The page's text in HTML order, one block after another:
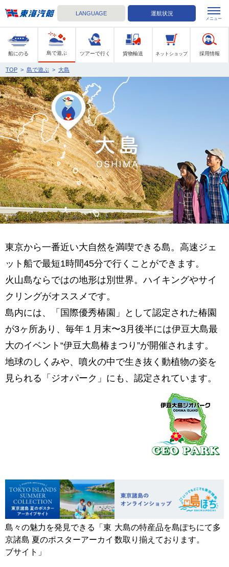
LANGUAGE 運航状況
船にのる 島で遊ぶ ツアーで行く 貨物輸送 ネットショップ 採用情報
メニュー
TOP > 島で遊ぶ > 大島
東京から一番近い大自然を満喫できる島。高速ジェ
ット船で最短1時間45分で行くことができます。
火山島ならではの地形は別世界。ハイキングやサイ
クリングがオススメです。
島内には、「国際優秀椿園」として認定された椿園
が3ヶ所あり、毎年１月末〜3月後半には伊豆大島最
大のイベント“伊豆大島椿まつり”が開催されます。
地球のしくみや、噴火の中で生き抜く動植物の姿を
見られる「ジオパーク」にも、認定されています。
島々の魅力を発見できる「東
京諸島 夏のポスターアーカイ
ブサイト」
大島の特産品を島ぽちにて多
数取り揃えております。